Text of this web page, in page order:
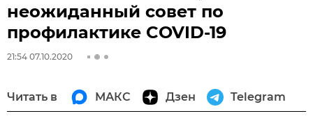
неожиданный совет по
профилактике COVID-19
21:54 07.10.2020
Читать в МАКС Дзен Telegram